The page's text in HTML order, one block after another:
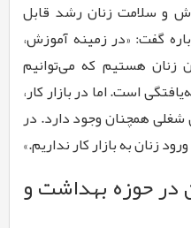
و سلامت زنان رشد قابل
گفت: «در زمینه آموزش،
هستیم که می‌توانیم
است. اما در بازار کار،
شغلی همچنان وجود دارد. در
زنان به بازار کار نداریم.»
حوزه بهداشت و